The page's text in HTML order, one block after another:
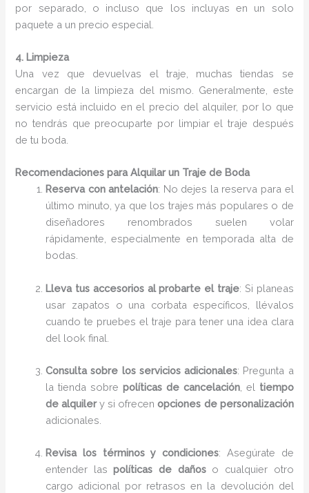
por separado, o incluso que los incluyas en un solo
paquete a un precio especial.
4. Limpieza
Una vez que devuelvas el traje, muchas tiendas se
encargan de la limpieza del mismo. Generalmente, este
servicio está incluido en el precio del alquiler, por lo que
no tendrás que preocuparte por limpiar el traje después
de tu boda.
Recomendaciones para Alquilar un Traje de Boda
Reserva con antelación: No dejes la reserva para el
último minuto, ya que los trajes más populares o de
diseñadores renombrados suelen volar
rápidamente, especialmente en temporada alta de
bodas.
Lleva tus accesorios al probarte el traje: Si planeas
usar zapatos o una corbata específicos, llévalos
cuando te pruebes el traje para tener una idea clara
del look final.
Consulta sobre los servicios adicionales: Pregunta a
la tienda sobre políticas de cancelación, el tiempo
de alquilery si ofrecenopciones de personalización
adicionales.
Revisa los términos y condiciones: Asegúrate de
entender laspolíticas de dañoso cualquier otro
cargo adicional por retrasos en la devolución del